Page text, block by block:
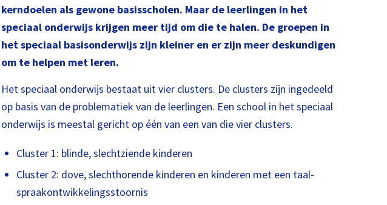
kerndoelen als gewone basisscholen. Maar de leerlingen in het
speciaal onderwijs krijgen meer tijd om die te halen. De groepen in
het speciaal basisonderwijs zijn kleiner en er zijn meer deskundigen
om te helpen met leren.
Het speciaal onderwijs bestaat uit vier clusters. De clusters zijn ingedeeld
op basis van de problematiek van de leerlingen. Een school in het speciaal
onderwijs is meestal gericht op één van een van die vier clusters.
Cluster 1: blinde, slechtziende kinderen
Cluster 2: dove, slechthorende kinderen en kinderen met een taal-
spraakontwikkelingsstoornis